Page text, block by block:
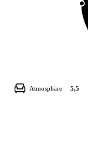
Atmosphäre 5,5